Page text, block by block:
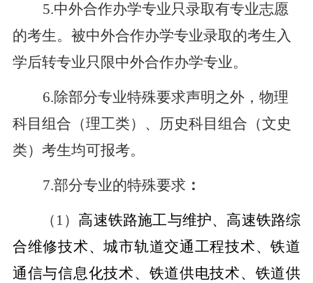
5.中外合作办学专业只录取有专业志愿
的考生。被中外合作办学专业录取的考生入
学后转专业只限中外合作办学专业。
6.除部分专业特殊要求声明之外，物理
科目组合（理工类）、历史科目组合（文史
类）考生均可报考。
7.部分专业的特殊要求 ：
（1） 高速铁路施工与维护、高速铁路综
合维修技术、城市轨道交通工程技术、铁道
通信与信息化技术、铁道供电技术、铁道供